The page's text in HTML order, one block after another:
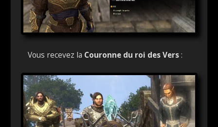
Vous recevez la Couronne du roi des Vers: